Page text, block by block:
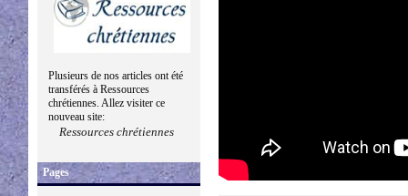
Plusieurs de nos articles ont été
transférés à Ressources
chrétiennes. Allez visiter ce
nouveau site:
Ressources chrétiennes
Pages